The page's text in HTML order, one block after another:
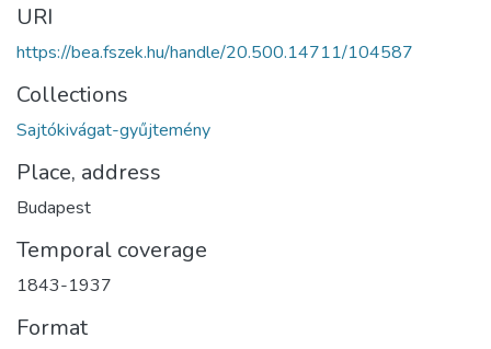
URI
https://bea.fszek.hu/handle/20.500.14711/104587
Collections
Sajtókivágat-gyűjtemény
Place, address
Budapest
Temporal coverage
1843-1937
Format